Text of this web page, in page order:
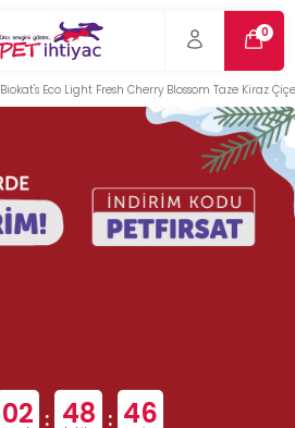
0
Biokat's Eco Light Fresh Cherry Blossom Taze Kiraz
02 : 48 : 46